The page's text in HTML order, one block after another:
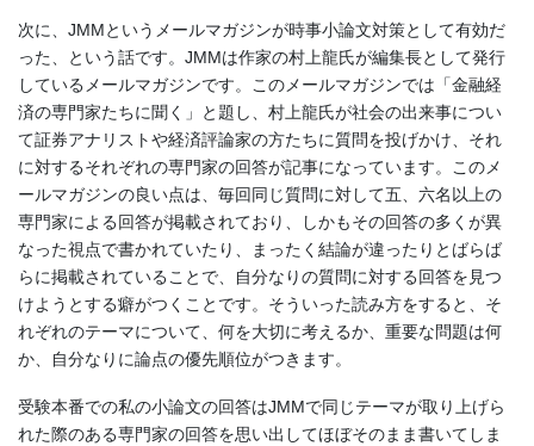
次に、JMMというメールマガジンが時事小論文対策として有効だ
った、という話です。JMMは作家の村上龍氏が編集長として発行
しているメールマガジンです。このメールマガジンでは「金融経
済の専門家たちに聞く」と題し、村上龍氏が社会の出来事につい
て証券アナリストや経済評論家の方たちに質問を投げかけ、それ
に対するそれぞれの専門家の回答が記事になっています。このメ
ールマガジンの良い点は、毎回同じ質問に対して五、六名以上の
専門家による回答が掲載されており、しかもその回答の多くが異
なった視点で書かれていたり、まったく結論が違ったりとばらば
らに掲載されていることで、自分なりの質問に対する回答を見つ
けようとする癖がつくことです。そういった読み方をすると、そ
れぞれのテーマについて、何を大切に考えるか、重要な問題は何
か、自分なりに論点の優先順位がつきます。
受験本番での私の小論文の回答はJMMで同じテーマが取り上げら
れた際のある専門家の回答を思い出してほぼそのまま書いてしま